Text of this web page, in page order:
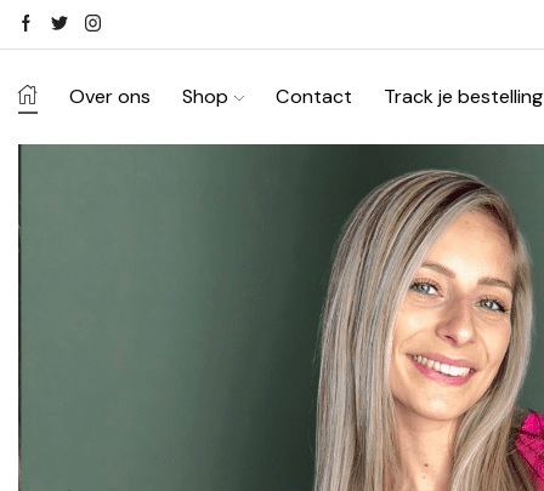
Over ons Shop Contact Track je bestelling